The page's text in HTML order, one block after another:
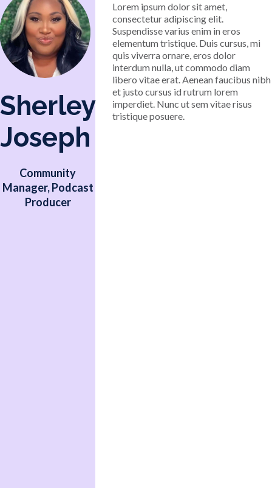
Sherley
Joseph
Community
Manager, Podcast
Producer
Lorem ipsum dolor sit amet,
consectetur adipiscing elit.
Suspendisse varius enim in eros
elementum tristique. Duis cursus, mi
quis viverra ornare, eros dolor
interdum nulla, ut commodo diam
libero vitae erat. Aenean faucibus nibh
et justo cursus id rutrum lorem
imperdiet. Nunc ut sem vitae risus
tristique posuere.